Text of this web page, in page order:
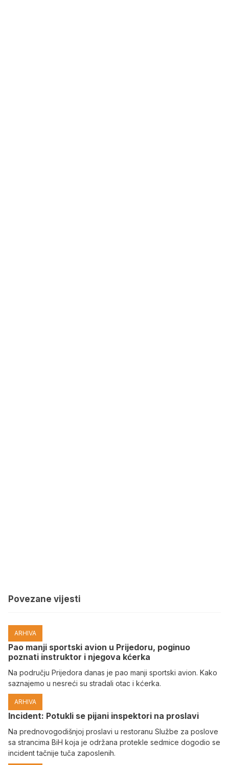
Povezane vijesti
ARHIVA
Pao manji sportski avion u Prijedoru, poginuo
poznati instruktor i njegova kćerka
Na području Prijedora danas je pao manji sportski avion. Kako
saznajemo u nesreći su stradali otac i kćerka.
ARHIVA
Incident: Potukli se pijani inspektori na proslavi
Na prednovogodišnjoj proslavi u restoranu Službe za poslove
sa strancima BiH koja je održana protekle sedmice dogodio se
incident tačnije tuča zaposlenih.